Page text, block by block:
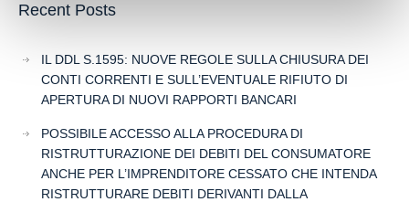
Recent Posts
IL DDL S.1595: NUOVE REGOLE SULLA CHIUSURA DEI
CONTI CORRENTI E SULL’EVENTUALE RIFIUTO DI
APERTURA DI NUOVI RAPPORTI BANCARI
POSSIBILE ACCESSO ALLA PROCEDURA DI
RISTRUTTURAZIONE DEI DEBITI DEL CONSUMATORE
ANCHE PER L’IMPRENDITORE CESSATO CHE INTENDA
RISTRUTTURARE DEBITI DERIVANTI DALLA